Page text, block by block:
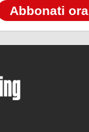
Abbonati ora